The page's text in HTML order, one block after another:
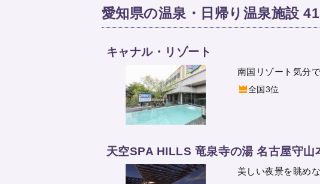
愛知県の温泉・日帰り温泉施設
キャナル・リゾート
南国リゾート気分
全国3位
天空SPA HILLS 竜泉寺の湯 名古屋守山
美しい夜景を眺め